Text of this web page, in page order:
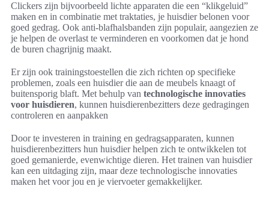
Clickers zijn bijvoorbeeld lichte apparaten die een “klikgeluid”
maken en in combinatie met traktaties, je huisdier belonen voor
goed gedrag. Ook anti-blafhalsbanden zijn populair, aangezien ze
je helpen de overlast te verminderen en voorkomen dat je hond
de buren chagrijnig maakt.
Er zijn ook trainingstoestellen die zich richten op specifieke
problemen, zoals een huisdier die aan de meubels knaagt of
buitensporig blaft. Met behulp van technologische innovaties
voor huisdieren, kunnen huisdierenbezitters deze gedragingen
controleren en aanpakken
Door te investeren in training en gedragsapparaten, kunnen
huisdierenbezitters hun huisdier helpen zich te ontwikkelen tot
goed gemanierde, evenwichtige dieren. Het trainen van huisdier
kan een uitdaging zijn, maar deze technologische innovaties
maken het voor jou en je viervoeter gemakkelijker.